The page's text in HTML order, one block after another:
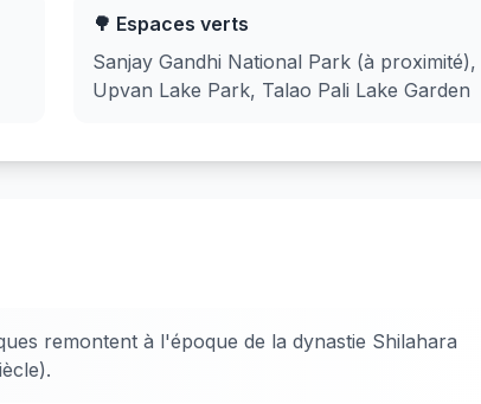
🌳 Espaces verts
Sanjay Gandhi National Park (à proximité),
Upvan Lake Park, Talao Pali Lake Garden
remontent à l'époque de la dynastie Shilahara